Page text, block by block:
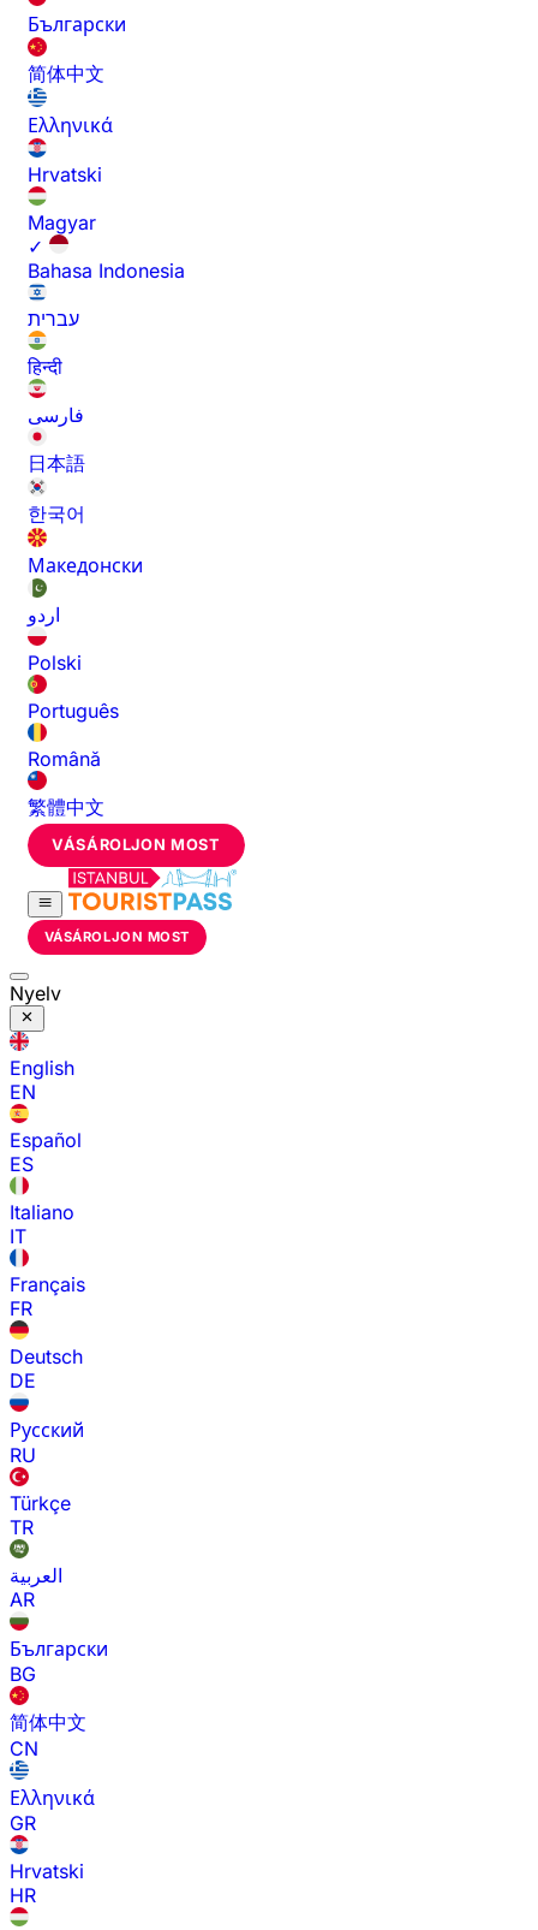
Български
简体中文
Ελληνικά
Hrvatski
Magyar
✓
Bahasa Indonesia
עברית
हिन्दी
فارسی
日本語
한국어
Македонски
اردو
Polski
Português
Română
繁體中文
VÁSÁROLJON MOST
VÁSÁROLJON MOST
Nyelv
English
EN
Español
ES
Italiano
IT
Français
FR
Deutsch
DE
Русский
RU
Türkçe
TR
العربية
AR
Български
BG
简体中文
CN
Ελληνικά
GR
Hrvatski
HR